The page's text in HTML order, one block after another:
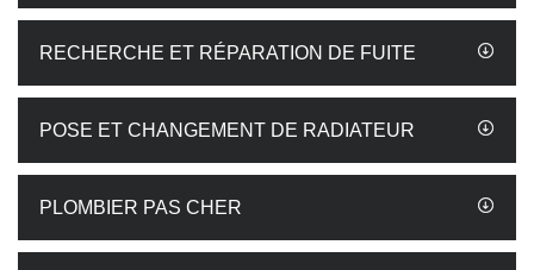
RECHERCHE ET RÉPARATION DE FUITE
POSE ET CHANGEMENT DE RADIATEUR
PLOMBIER PAS CHER